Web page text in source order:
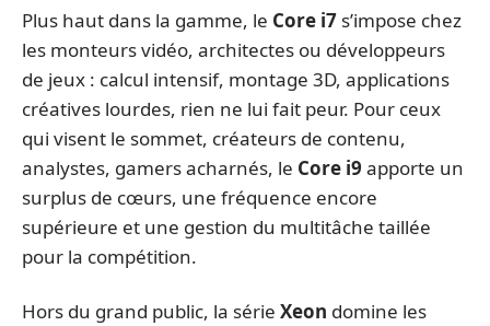
Plus haut dans la gamme, le Core i7 s’impose chez
les monteurs vidéo, architectes ou développeurs
de jeux : calcul intensif, montage 3D, applications
créatives lourdes, rien ne lui fait peur. Pour ceux
qui visent le sommet, créateurs de contenu,
analystes, gamers acharnés, le Core i9 apporte un
surplus de cœurs, une fréquence encore
supérieure et une gestion du multitâche taillée
pour la compétition.
Hors du grand public, la série Xeon domine les